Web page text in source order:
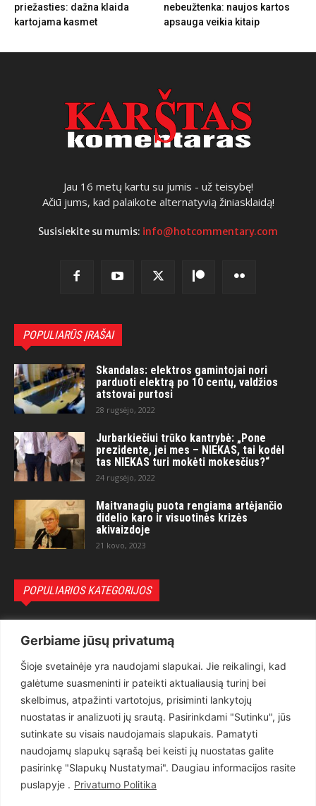
Gerbiame jūsų privatumą
Šioje svetainėje yra naudojami slapukai. Jie reikalingi, kad
galėtume suasmeninti ir pateikti aktualiausią turinį bei
skelbimus, atpažinti vartotojus, prisiminti lankytojų
nuostatas ir analizuoti jų srautą. Pasirinkdami "Sutinku", jūs
sutinkate su visais naudojamais slapukais. Pamatyti
naudojamų slapukų sąrašą bei keisti jų nuostatas galite
pasirinkę "Slapukų Nustatymai". Daugiau informacijos rasite
puslapyje . Privatumo Politika
priežasties: dažna klaida
kartojama kasmet
nebeužtenka: naujos kartos
apsauga veikia kitaip
Jau 16 metų kartu su jumis - už teisybę!
Ačiū jums, kad palaikote alternatyvią žiniasklaidą!
Susisiekite su mumis: info@hotcommentary.com
POPULIARŪS ĮRAŠAI
Skandalas: elektros gamintojai nori
parduoti elektrą po 10 centų, valdžios
atstovai purtosi
28 rugsėjo, 2022
Jurbarkiečiui trūko kantrybė: „Pone
prezidente, jei mes – NIEKAS, tai kodėl
tas NIEKAS turi mokėti mokesčius?“
24 rugsėjo, 2022
Maitvanagių puota rengiama artėjančio
didelio karo ir visuotinės krizės
akivaizdoje
21 kovo, 2023
POPULIARIOS KATEGORIJOS
Teisėsauga
1497
Aktualu
Lietuva
619
Pasaulis
Статьи на русском
Articles in english